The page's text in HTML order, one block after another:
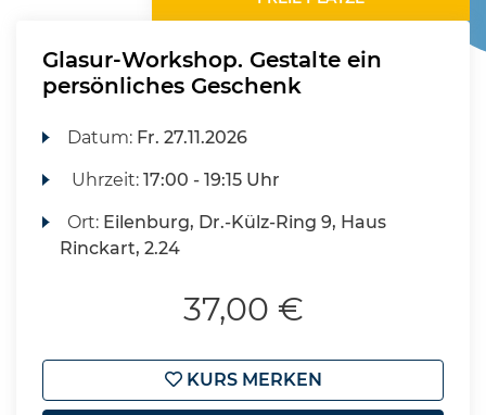
Glasur-Workshop. Gestalte ein
persönliches Geschenk
Datum: Fr. 27.11.2026
Uhrzeit:17:00 - 19:15 Uhr
Ort: Eilenburg, Dr.-Külz-Ring 9, Haus
Rinckart, 2.24
37,00 €
KURS MERKEN